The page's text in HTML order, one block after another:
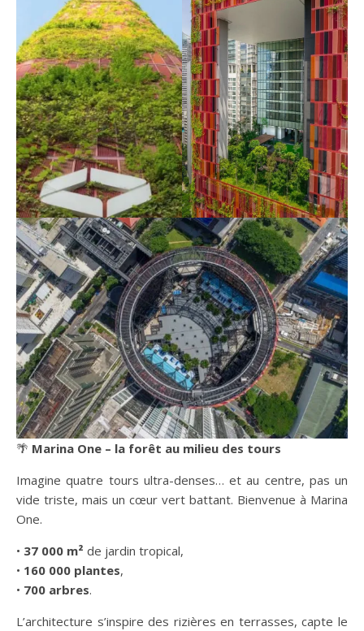
🌴 Marina One – la forêt au milieu des tours
Imagine quatre tours ultra-denses… et au centre, pas un
vide triste, mais un cœur vert battant. Bienvenue à Marina
One.
• 37 000 m² de jardin tropical,
• 160 000 plantes,
• 700 arbres.
L’architecture s’inspire des rizières en terrasses, capte le